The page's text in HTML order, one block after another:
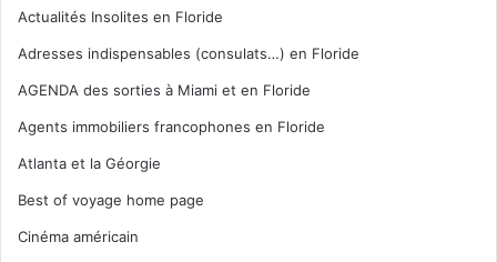
Actualités Insolites en Floride
Adresses indispensables (consulats…) en Floride
AGENDA des sorties à Miami et en Floride
Agents immobiliers francophones en Floride
Atlanta et la Géorgie
Best of voyage home page
Cinéma américain